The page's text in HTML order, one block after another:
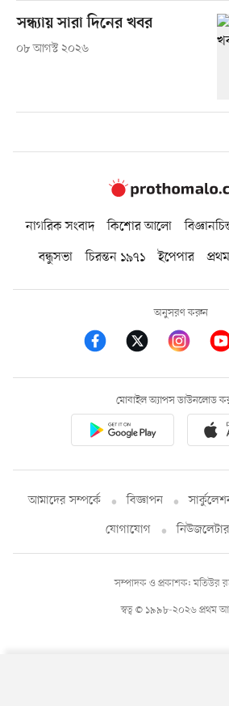
সন্ধ্যায় সারা দিনের খবর
০৮ আগস্ট ২০২৬
নাগরিক সংবাদ কিশোর আলো
বন্ধুসভা
চিরন্তন ১৯৭১ ইপেপার
অনুসরণ করুন
মোবাইল অ্যাপস ডাউনলোড
আমাদের সম্পর্কে বিজ্ঞাপন
যোগাযোগ
নিউজলেটার
স্বত্ব © ১৯৯৮-২০২৬ প্রথম
সম্পাদক ও প্রকাশক: মতিউর